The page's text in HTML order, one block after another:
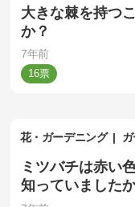
大きな棘を持つ
か？
7年前
16
花・ガーデニング
ミツバチは赤い
知っていました